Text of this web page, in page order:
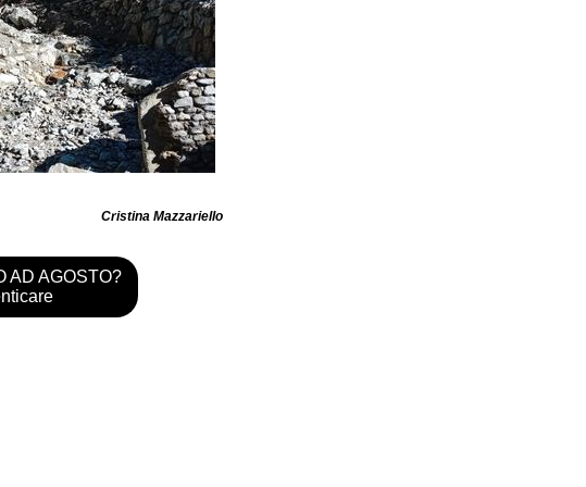
Cristina Mazzariello
AD AGOSTO?